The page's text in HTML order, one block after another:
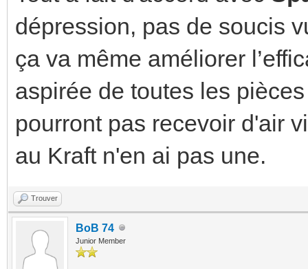
dépression, pas de soucis
ça va même améliorer
aspirée de toutes les
pourront pas recevoir d'air
au Kraft n'en ai pas une.
Trouver
BoB 74
Junior Member